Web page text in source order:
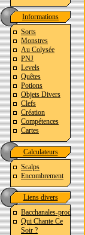
Informations
Sorts
Monstres
Au Colysée
PNJ
Levels
Quêtes
Potions
Objets Divers
Clefs
Création
Compétences
Cartes
Calculateurs
Scalps
Encombrement
Liens divers
Bacchanales-prod
Qui Chante Ce
Soir ?